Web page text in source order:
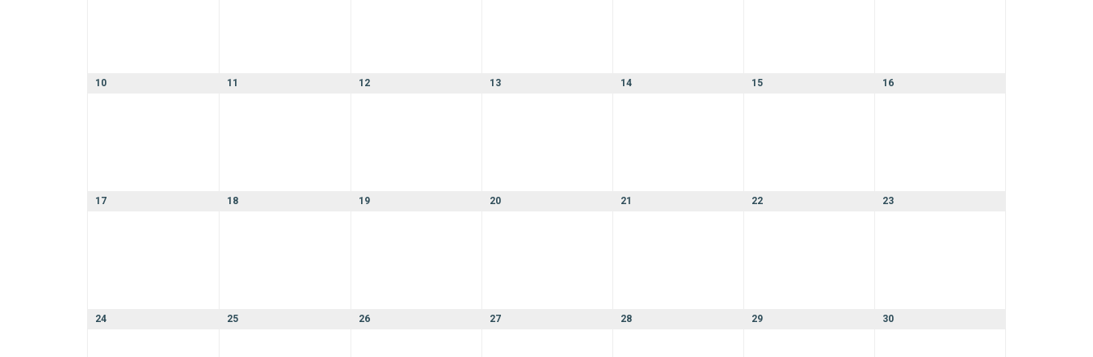
10 11 12 13 14 15 16
17 18 19 20 21 22 23
24 25 26 27 28 29 30